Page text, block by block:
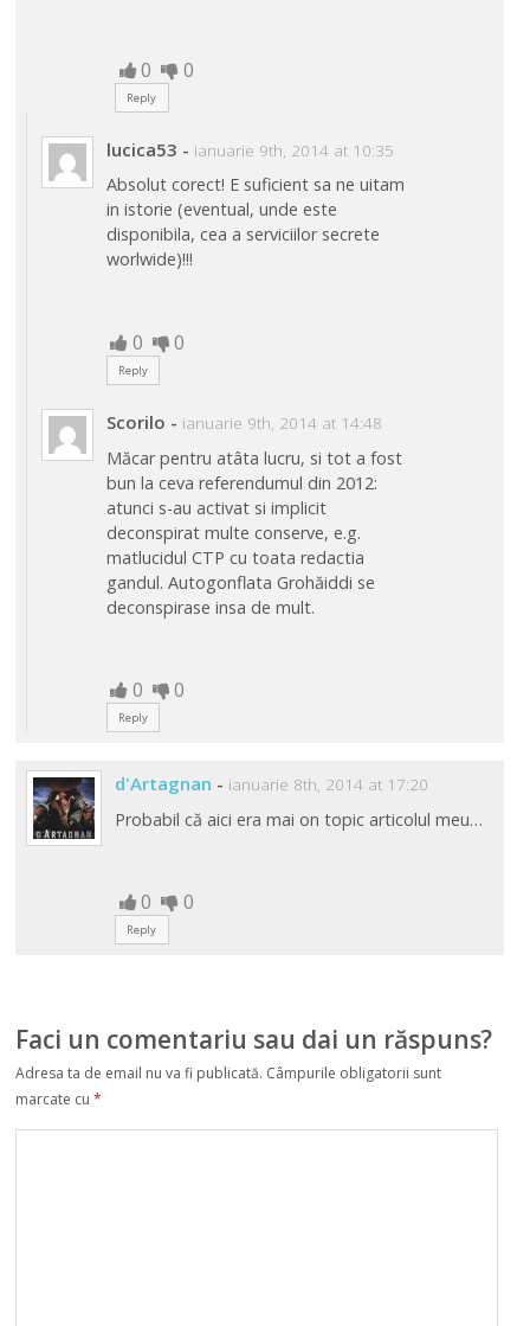
0 0
Reply
lucica53 - ianuarie 9th, 2014 at 10:35
Absolut corect! E suficient sa ne uitam
in istorie (eventual, unde este
disponibila, cea a serviciilor secrete
worlwide)!!!
0 0
Reply
Scorilo - ianuarie 9th, 2014 at 14:48
Măcar pentru atâta lucru, si tot a fost
bun la ceva referendumul din 2012:
atunci s-au activat si implicit
deconspirat multe conserve, e.g.
matlucidul CTP cu toata redactia
gandul. Autogonflata Grohăiddi se
deconspirase insa de mult.
0 0
Reply
d'Artagnan - ianuarie 8th, 2014 at 17:20
Probabil că aici era mai on topic articolul meu…
0 0
Reply
Faci un comentariu sau dai un răspuns?
Adresa ta de email nu va fi publicată. Câmpurile obligatorii sunt
marcate cu*